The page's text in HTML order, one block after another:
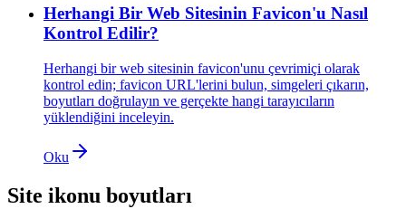
Herhangi Bir Web Sitesinin Favicon'u Nasıl
Kontrol Edilir?
Herhangi bir web sitesinin favicon'unu çevrimiçi olarak
kontrol edin; favicon URL'lerini bulun, simgeleri çıkarın,
boyutları doğrulayın ve gerçekte hangi tarayıcıların
yüklendiğini inceleyin.
Oku
Site ikonu boyutları